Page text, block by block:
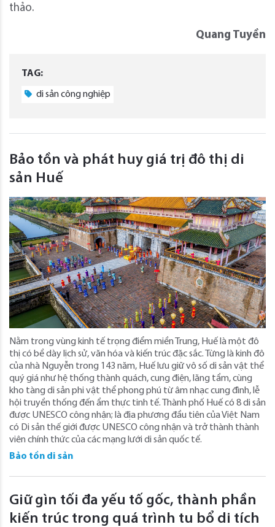
thảo.
Quang Tuyền
TAG:
di sản công nghiệp
Bảo tồn và phát huy giá trị đô thị di
sản Huế
Nằm trong vùng kinh tế trọng điểm miền Trung, Huế là một đô
thị có bề dày lịch sử, văn hóa và kiến trúc đặc sắc. Từng là kinh đô
của nhà Nguyễn trong 143 năm, Huế lưu giữ vô số di sản vật thể
quý giá như hệ thống thành quách, cung điện, lăng tẩm, cùng
kho tàng di sản phi vật thể phong phú từ âm nhạc cung đình, lễ
hội truyền thống đến ẩm thực tinh tế. Thành phố Huế có 8 di sản
được UNESCO công nhận; là địa phương đầu tiên của Việt Nam
có Di sản thế giới được UNESCO công nhận và trở thành thành
viên chính thức của các mạng lưới di sản quốc tế.
Bảo tồn di sản
Giữ gìn tối đa yếu tố gốc, thành phần
kiến trúc trong quá trình tu bổ di tích